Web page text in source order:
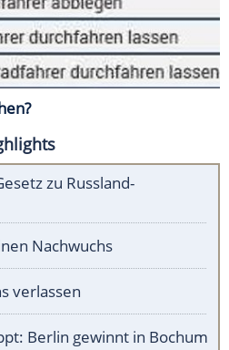
zu Russland-
Nachwuchs
verlassen
Berlin gewinnt in Bochum